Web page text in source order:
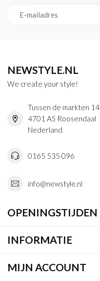
NEWSTYLE.NL
We create your style!
Tussen de markten 14
4701 AS Roosendaal
Nederland
0165 535 096
info@newstyle.nl
OPENINGSTIJDEN
INFORMATIE
MIJN ACCOUNT